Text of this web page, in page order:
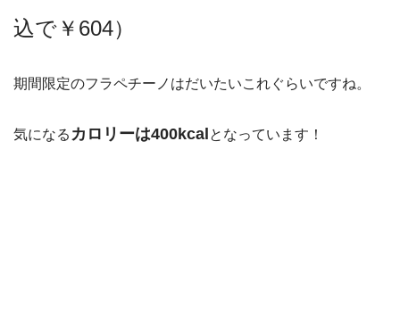
込で￥604）
期間限定のフラペチーノはだいたいこれぐらいですね。
気になる カロリーは400kcalとなっています！